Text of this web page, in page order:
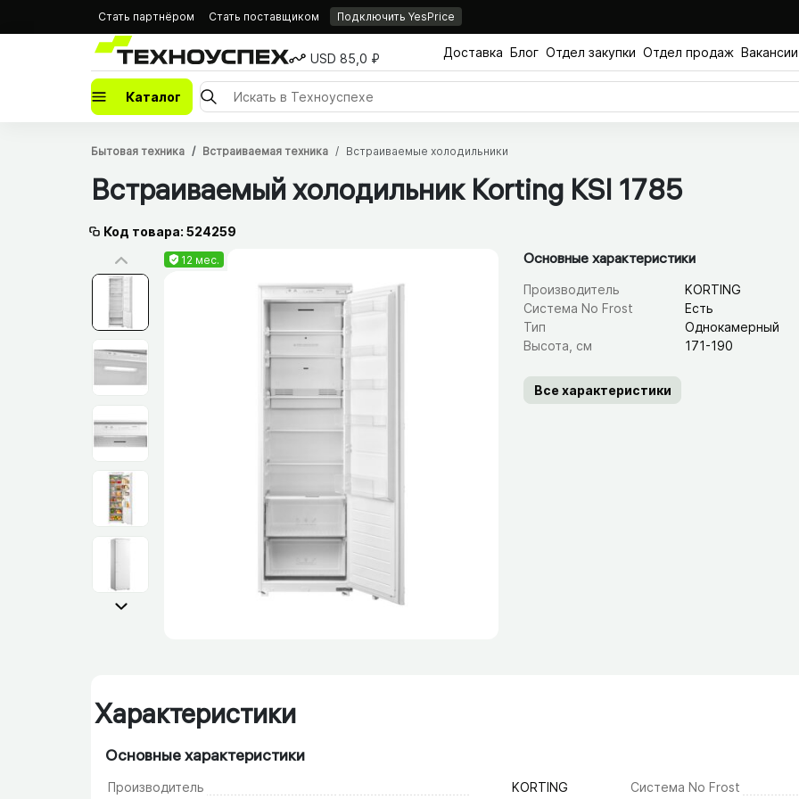
Стать партнёром Стать поставщиком Подключить YesPrice
USD 85,0 ₽ Доставка Блог Отдел закупки Отдел продаж Вакансии
Каталог
Бытовая техника Встраиваемая техника Встраиваемые холодильники
Встраиваемый холодильник Korting KSI 1785
Код товара: 524259
12 мес. Основные характеристики
Производитель
KORTING
Система No Frost
Есть
Тип
Однокамерный
Высота, см
171-190
Все характеристики
Характеристики
Основные характеристики
Производитель KORTING
Система No Frost